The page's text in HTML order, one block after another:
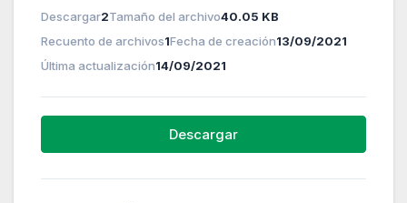
Descargar2Tamaño del archivo40.05 KB
Recuento de archivos1Fecha de creación13/09/2021
Última actualización14/09/2021
Descargar